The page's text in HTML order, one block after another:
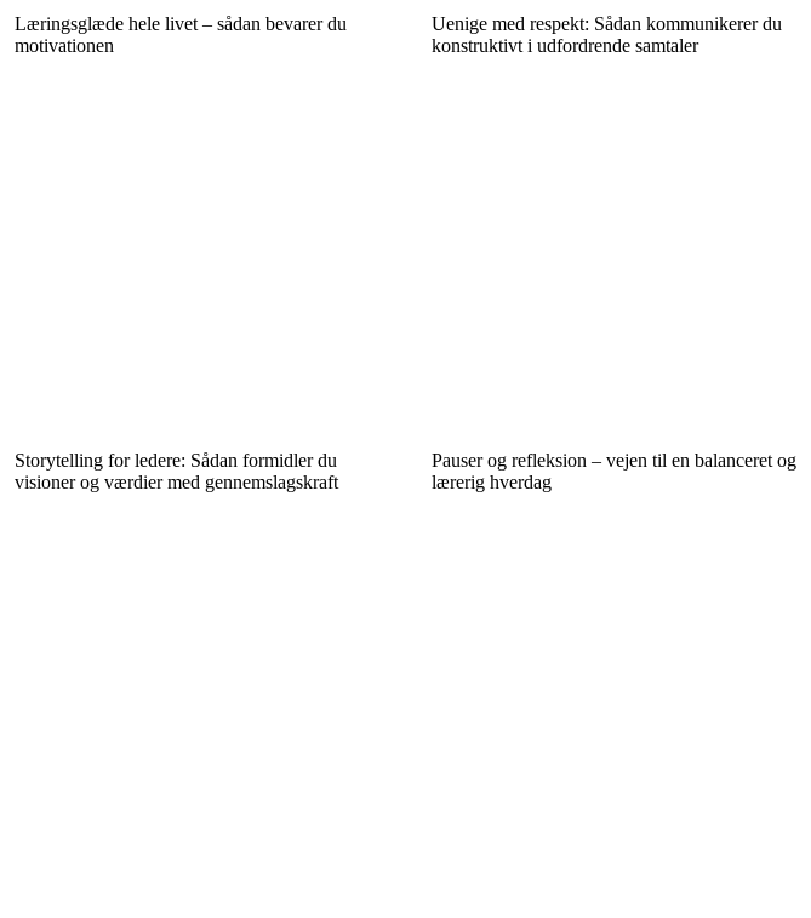
Læringsglæde hele livet – sådan bevarer du
motivationen
Uenige med respekt: Sådan kommunikerer du
konstruktivt i udfordrende samtaler
Storytelling for ledere: Sådan formidler du
visioner og værdier med gennemslagskraft
Pauser og refleksion – vejen til en balanceret og
lærerig hverdag